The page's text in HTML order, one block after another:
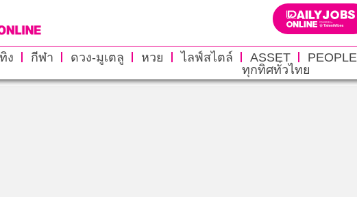
ง กีฬา ดวง-มูเตลู หวย ไลฟ์สไตล์ ASSET PEOPLE
ทุกทิศทั่วไทย